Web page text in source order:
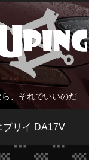
、それでいいのだ
ブリイ DA17V